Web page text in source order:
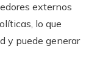
externos
lo que
y puede generar